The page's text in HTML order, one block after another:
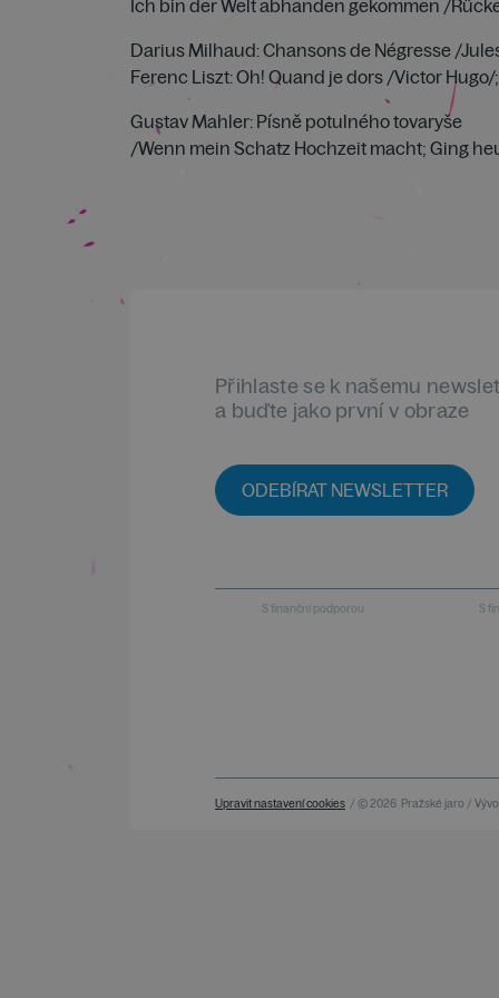
Ich bin der Welt abhanden gekommen /
Darius Milhaud: Chansons de Négresse /
Ferenc Liszt: Oh! Quand je dors /Victor
Gustav Mahler: Písně potulného tovaryše
/Wenn mein Schatz Hochzeit macht; Ging
Přihlaste se k našemu
a buďte jako první v obraze
ODEBÍRAT NEWSLETTER
S finanční podporou S
Upravit nastavení cookies / © 2026 Pražské jaro /